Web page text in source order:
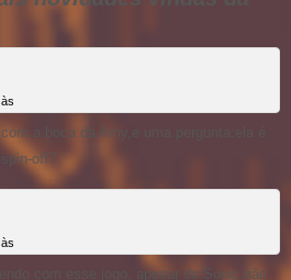
a boca da Amy,e uma pergunta:ela é
off?
com esse jogo, apesar do Sonic não